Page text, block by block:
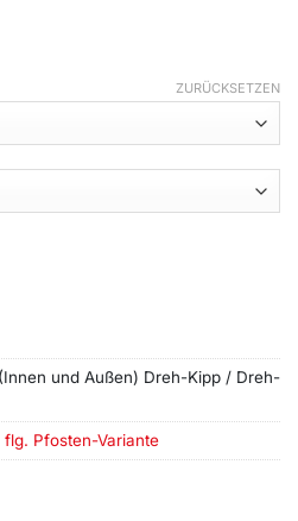
ZURÜCKSETZEN
und Außen) Dreh-Kipp / Dreh-
flg. Pfosten-Variante